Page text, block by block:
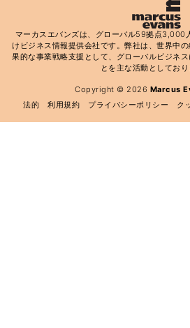
マーカスエバンズは、グローバル59拠点3,000
けビジネス情報提供会社です。弊社は、世界中
果的な事業戦略支援として、グローバルビジネ
とを主な活動としており
Copyright © 2026 Marcus
法的
利用規約 プライバシーポリシー ク